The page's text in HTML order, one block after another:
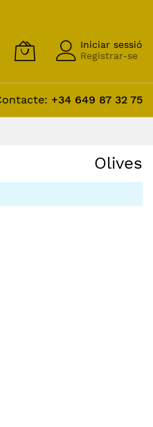
Iniciar sessió
Registrar-se
+34 649 87 32 75
Olives